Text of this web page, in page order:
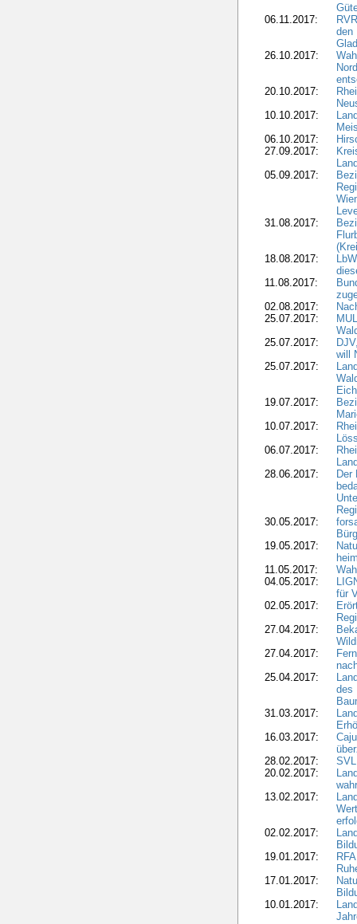
06.11.2017:
den
26.10.2017:
20.10.2017:
10.10.2017:
06.10.2017:
27.09.2017:
05.09.2017:
31.08.2017:
18.08.2017:
11.08.2017:
02.08.2017:
25.07.2017:
25.07.2017:
will
25.07.2017:
19.07.2017:
10.07.2017:
06.07.2017:
28.06.2017:
Der
30.05.2017:
19.05.2017:
11.05.2017:
04.05.2017:
für
02.05.2017:
27.04.2017:
27.04.2017:
25.04.2017:
des
31.03.2017:
16.03.2017:
28.02.2017:
20.02.2017:
13.02.2017:
02.02.2017:
19.01.2017:
17.01.2017:
10.01.2017: